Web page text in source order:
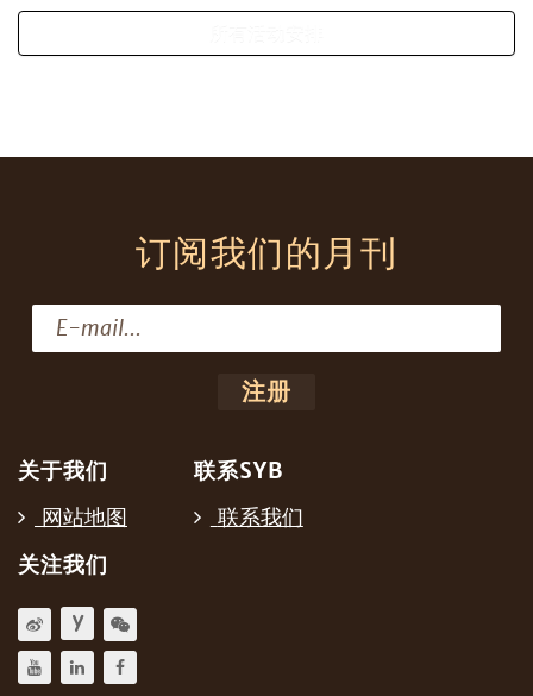
订阅我们的月刊
关于我们
网站地图
联系SYB
联系我们
关注我们